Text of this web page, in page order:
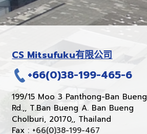
CS Mitsufuku有限公司
+66(0)38-199-465-6
199/15 Moo 3 Panthong-Ban Bueng
Rd.,, T.Ban Bueng A. Ban Bueng
Cholburi, 20170,, Thailand
Fax : +66(0)38-199-467